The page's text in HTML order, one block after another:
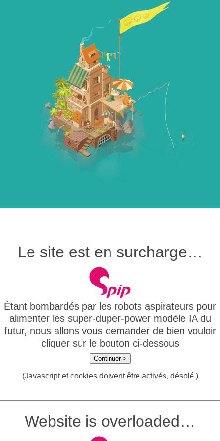
Le site est en surcharge…
Étant bombardés par les robots aspirateurs pour
alimenter les super-duper-power modèle IA du
futur, nous allons vous demander de bien vouloir
cliquer sur le bouton ci-dessous
Continuer >
(Javascript et cookies doivent être activés, désolé.)
Website is overloaded…